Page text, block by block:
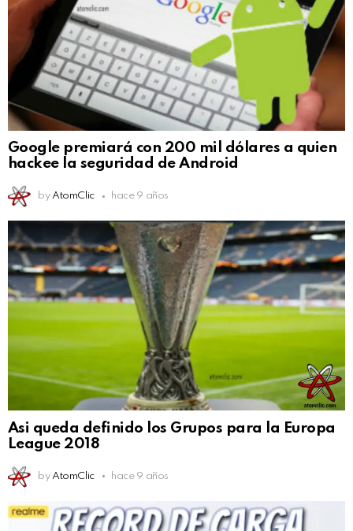
Google premiará con 200 mil dólares a quien
hackee la seguridad de Android
by AtomClic hace 9 años
Asi queda definido los Grupos para la Europa
League 2018
by AtomClic hace 9 años